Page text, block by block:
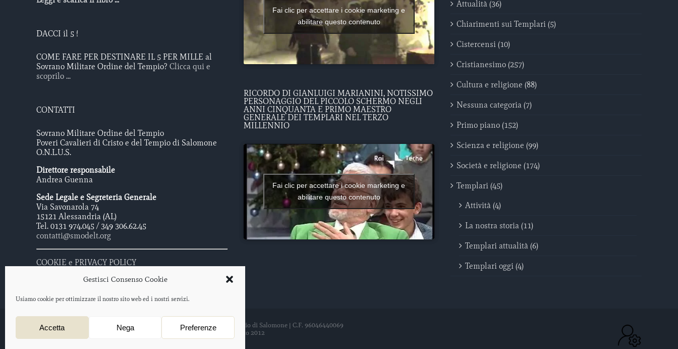
Gestisci Consenso Cookie
Usiamo cookie per ottimizzare il nostro sito web ed i nostri servizi.
Accetta Nega Preferenze
DACCI il 5 !
COME FARE PER DESTINARE IL 5 PER MILLE al
Sovrano Militare Ordine del Tempio? Clicca qui e
scoprilo ...
CONTATTI
Sovrano Militare Ordine del Tempio
Poveri Cavalieri di Cristo e del Tempio di Salomone
O.N.L.U.S.
Direttore responsabile
Andrea Guenna
Sede Legale e Segreteria Generale
Via Savonarola 74
15121 Alessandria (AL)
Tel. 0131 974.045 / 349 306.62.45
contatti@smodelt.org
COOKIE e PRIVACY POLICY
Fai clic per accettare i cookie marketing e
abilitare questo contenuto
RICORDO DI GIANLUIGI MARIANINI, NOTISSIMO
PERSONAGGIO DEL PICCOLO SCHERMO NEGLI
ANNI CINQUANTA E PRIMO MAESTRO
GENERALE DEI TEMPLARI NEL TERZO
MILLENNIO
Fai clic per accettare i cookie marketing e
abilitare questo contenuto
Attualità (36)
Chiarimenti sui Templari (5)
Cistercensi (10)
Cristianesimo (257)
Cultura e religione (88)
Nessuna categoria (7)
Primo piano (152)
Scienza e religione (99)
Società e religione (174)
Templari (45)
Attività (4)
La nostra storia (11)
Templari attualità (6)
Templari oggi (4)
Sovrano Militare Ordine Del Tempio - Poveri Cavalieri di Cristo e del Tempio di Salomone | C.F. 96046440069
Protocollo iscrizione O.N.L.U.S. 2012/047477 – data di iscrizione: 21 agosto 2012
Progetto web a cura di